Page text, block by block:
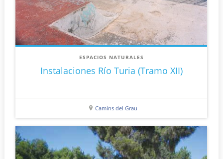
ESPACIOS NATURALES
Instalaciones Río Turia (Tramo XII)
Camins del Grau